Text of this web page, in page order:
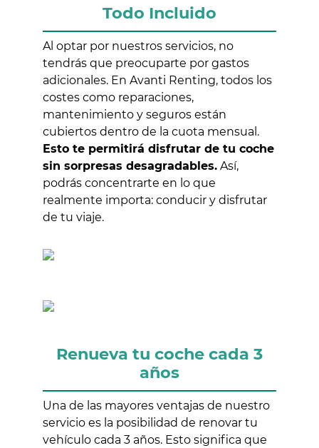
Todo Incluido
Al optar por nuestros servicios, no
tendrás que preocuparte por gastos
adicionales. En Avanti Renting, todos los
costes como reparaciones,
mantenimiento y seguros están
cubiertos dentro de la cuota mensual.
Esto te permitirá disfrutar de tu coche
sin sorpresas desagradables. Así,
podrás concentrarte en lo que
realmente importa: conducir y disfrutar
de tu viaje.
Renueva tu coche cada 3
años
Una de las mayores ventajas de nuestro
servicio es la posibilidad de renovar tu
vehículo cada 3 años. Esto significa que